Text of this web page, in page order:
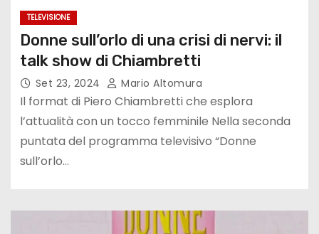
TELEVISIONE
Donne sull’orlo di una crisi di nervi: il
talk show di Chiambretti
Set 23, 2024 Mario Altomura
Il format di Piero Chiambretti che esplora
l’attualità con un tocco femminile Nella seconda
puntata del programma televisivo “Donne
sull’orlo…